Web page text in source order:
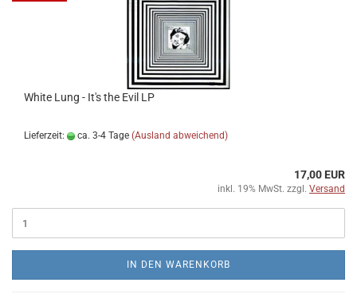
White Lung - It's the Evil LP
Lieferzeit: ca. 3-4 Tage (Ausland abweichend)
17,00 EUR
inkl. 19% MwSt. zzgl. Versand
IN DEN WARENKORB